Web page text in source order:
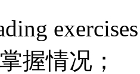
exercises
握情况；